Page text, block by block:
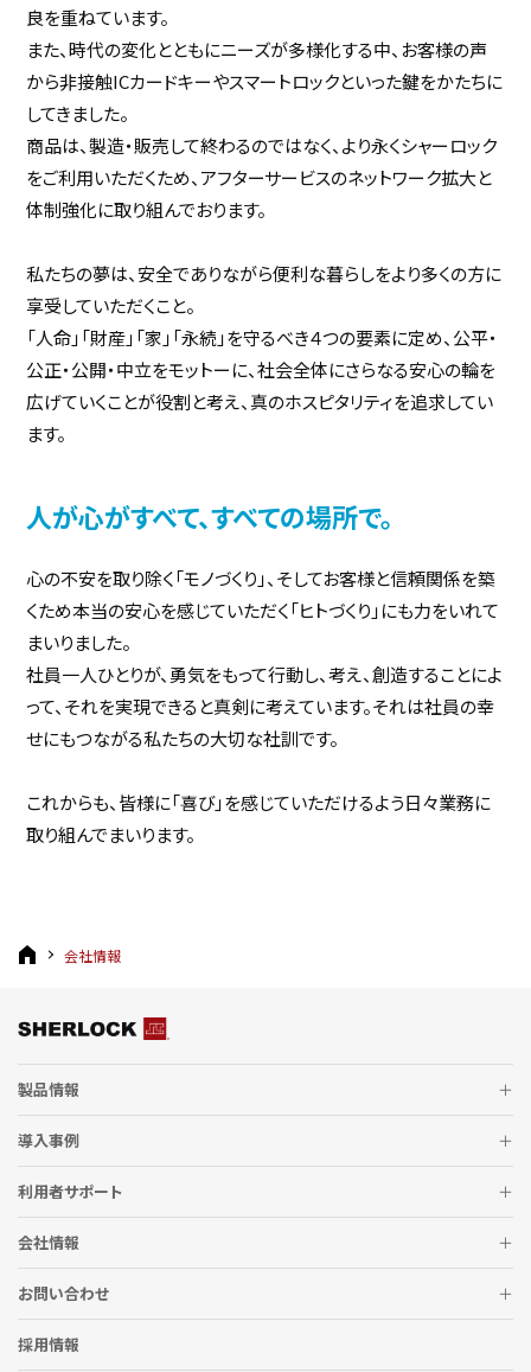
良を重ねています。
また、時代の変化とともにニーズが多様化する中、お客様の声
から非接触ICカードキーやスマートロックといった鍵をかたちに
してきました。
商品は、製造・販売して終わるのではなく、より永くシャーロック
をご利用いただくため、アフターサービスのネットワーク拡大と
体制強化に取り組んでおります。
私たちの夢は、安全でありながら便利な暮らしをより多くの方に
享受していただくこと。
「人命」「財産」「家」「永続」を守るべき４つの要素に定め、公平・
公正・公開・中立をモットーに、社会全体にさらなる安心の輪を
広げていくことが役割と考え、真のホスピタリティを追求してい
ます。
人が心がすべて、すべての場所で。
心の不安を取り除く「モノづくり」、そしてお客様と信頼関係を築
くため本当の安心を感じていただく「ヒトづくり」にも力をいれて
まいりました。
社員一人ひとりが、勇気をもって行動し、考え、創造することによ
って、それを実現できると真剣に考えています。それは社員の幸
せにもつながる私たちの大切な社訓です。
これからも、皆様に「喜び」を感じていただけるよう日々業務に
取り組んでまいります。
会社情報
製品情報
導入事例
利用者サポート
会社情報
お問い合わせ
採用情報